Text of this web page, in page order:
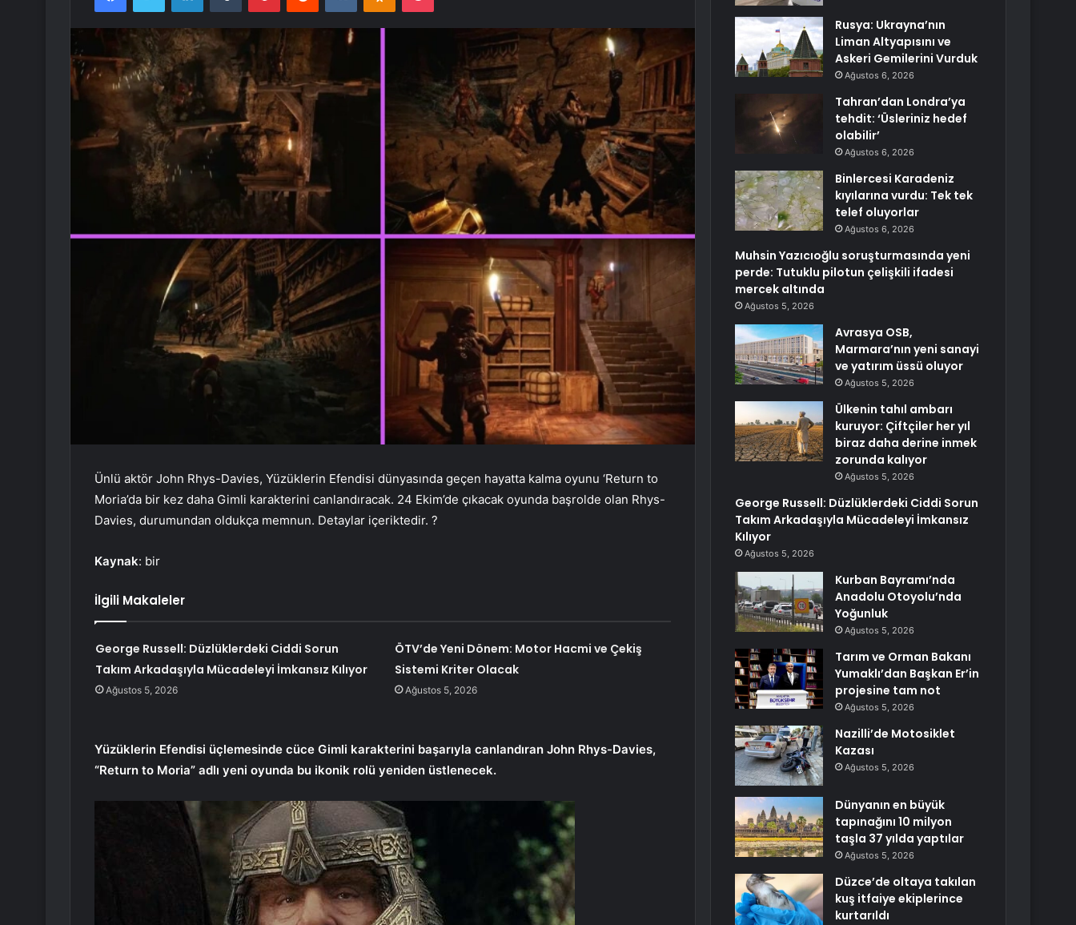
Ünlü aktör John Rhys-Davies, Yüzüklerin Efendisi dünyasında geçen hayatta kalma oyunu ‘Return to
Moria’da bir kez daha Gimli karakterini canlandıracak. 24 Ekim’de çıkacak oyunda başrolde olan Rhys-
Davies, durumundan oldukça memnun. Detaylar içeriktedir. ?
Kaynak: bir
İlgili Makaleler
George Russell: Düzlüklerdeki Ciddi Sorun
Takım Arkadaşıyla Mücadeleyi İmkansız Kılıyor
Ağustos 5, 2026
ÖTV’de Yeni Dönem: Motor Hacmi ve Çekiş
Sistemi Kriter Olacak
Ağustos 5, 2026
Yüzüklerin Efendisi üçlemesinde cüce Gimli karakterini başarıyla canlandıran John Rhys-Davies,
“Return to Moria” adlı yeni oyunda bu ikonik rolü yeniden üstlenecek.
Rusya: Ukrayna’nın
Liman Altyapısını ve
Askeri Gemilerini Vurduk
Ağustos 6, 2026
Tahran’dan Londra’ya
tehdit: ‘Üsleriniz hedef
olabilir’
Ağustos 6, 2026
Binlercesi Karadeniz
kıyılarına vurdu: Tek tek
telef oluyorlar
Ağustos 6, 2026
Muhsin Yazıcıoğlu soruşturmasında yeni
perde: Tutuklu pilotun çelişkili ifadesi
mercek altında
Ağustos 5, 2026
Avrasya OSB,
Marmara’nın yeni sanayi
ve yatırım üssü oluyor
Ağustos 5, 2026
Ülkenin tahıl ambarı
kuruyor: Çiftçiler her yıl
biraz daha derine inmek
zorunda kalıyor
Ağustos 5, 2026
George Russell: Düzlüklerdeki Ciddi Sorun
Takım Arkadaşıyla Mücadeleyi İmkansız
Kılıyor
Ağustos 5, 2026
Kurban Bayramı’nda
Anadolu Otoyolu’nda
Yoğunluk
Ağustos 5, 2026
Tarım ve Orman Bakanı
Yumaklı’dan Başkan Er’in
projesine tam not
Ağustos 5, 2026
Nazilli’de Motosiklet
Kazası
Ağustos 5, 2026
Dünyanın en büyük
tapınağını 10 milyon
taşla 37 yılda yaptılar
Ağustos 5, 2026
Düzce’de oltaya takılan
kuş itfaiye ekiplerince
kurtarıldı